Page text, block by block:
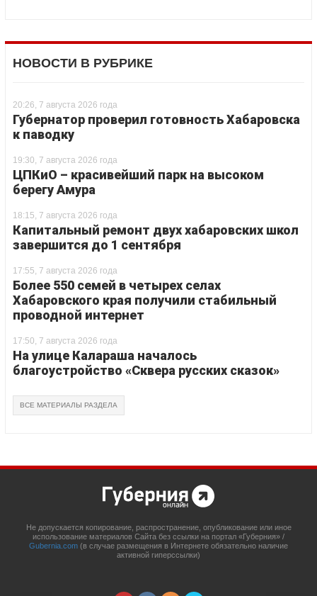
НОВОСТИ В РУБРИКЕ
20:26, 7 августа 2026 года
Губернатор проверил готовность Хабаровска
к паводку
19:30, 7 августа 2026 года
ЦПКиО – красивейший парк на высоком
берегу Амура
18:15, 7 августа 2026 года
Капитальный ремонт двух хабаровских школ
завершится до 1 сентября
17:55, 7 августа 2026 года
Более 550 семей в четырех селах
Хабаровского края получили стабильный
проводной интернет
17:50, 7 августа 2026 года
На улице Калараша началось
благоустройство «Сквера русских сказок»
ВСЕ МАТЕРИАЛЫ РАЗДЕЛА
Не допускается копирование, распространение, опубликование или иное
использование материалов Сайта без ссылки на портал «Губерния» /
Gubernia.com (в случае размещения в Интернете обязательно наличие
активной гиперссылки)